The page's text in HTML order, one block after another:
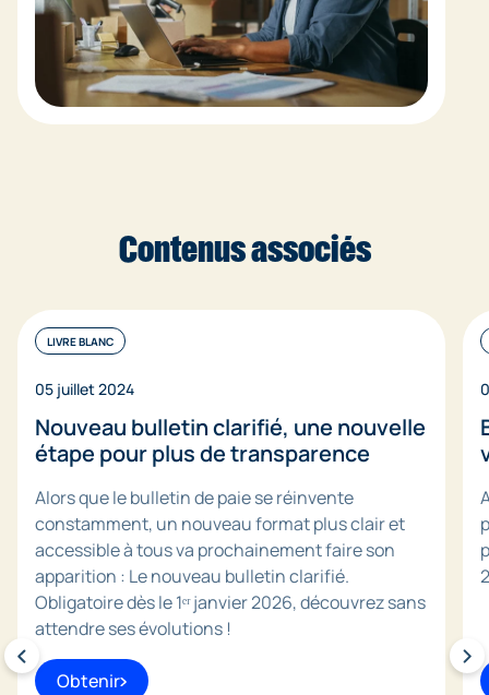
Contenus associés
LIVRE BLANC
05 juillet 2024
Nouveau bulletin clarifié, une nouvelle
étape pour plus de transparence
Alors que le bulletin de paie se réinvente
constamment, un nouveau format plus clair et
accessible à tous va prochainement faire son
apparition : Le nouveau bulletin clarifié.
Obligatoire dès le 1ᵉʳ janvier 2026, découvrez sans
attendre ses évolutions !
Obtenir